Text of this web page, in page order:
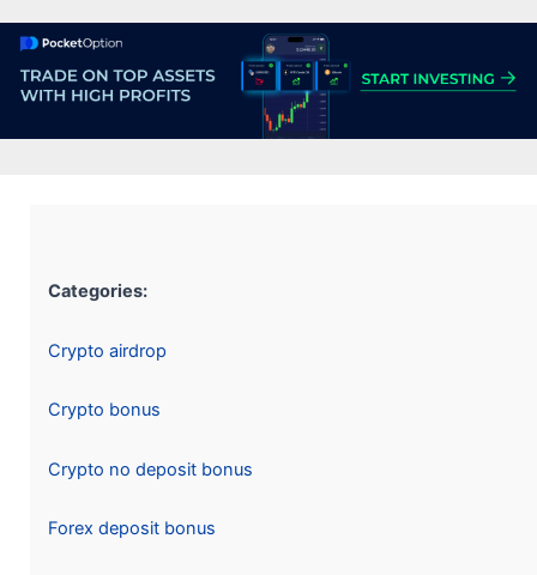
Categories:
Crypto airdrop
Crypto bonus
Crypto no deposit bonus
Forex deposit bonus